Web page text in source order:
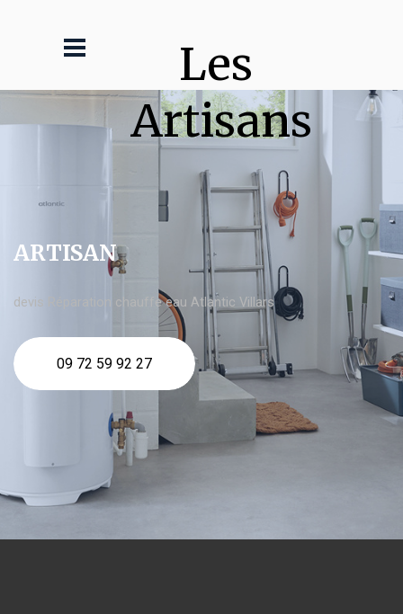
Les
Artisans
ARTISAN
devis Réparation chauffe eau Atlantic Villars
09 72 59 92 27